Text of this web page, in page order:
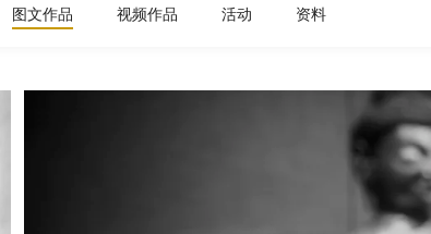
图文作品 视频作品 活动 资料